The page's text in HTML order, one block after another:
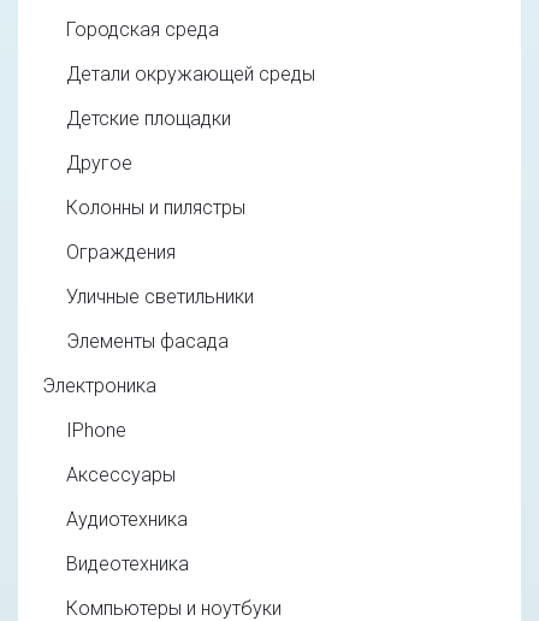
Городская среда
Детали окружающей среды
Детские площадки
Другое
Колонны и пилястры
Ограждения
Уличные светильники
Элементы фасада
Электроника
IPhone
Аксессуары
Аудиотехника
Видеотехника
Компьютеры и ноутбуки